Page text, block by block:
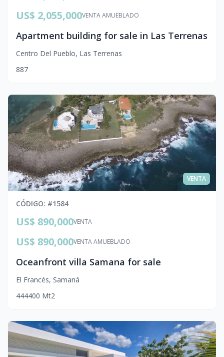
VENTA AMUEBLADO
US$ 2,055,000
Apartment building for sale in Las Terrenas
Centro Del Pueblo, Las Terrenas
887
VENTA
CÓDIGO: #1584
VENTA
US$ 890,000
VENTA AMUEBLADO
US$ 890,000
Oceanfront villa Samana for sale
El Francés, Samaná
444400 Mt2